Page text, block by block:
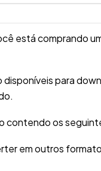
está comprando
disponíveis para
contendo os
em outros